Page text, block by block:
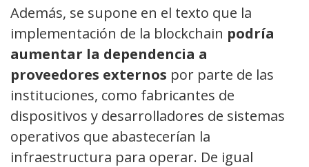
Además, se supone en el texto que la
implementación de la blockchain podría
aumentar la dependencia a
proveedores externos por parte de las
instituciones, como fabricantes de
dispositivos y desarrolladores de sistemas
operativos que abastecerían la
infraestructura para operar. De igual